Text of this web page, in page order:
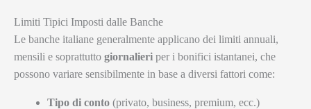
Limiti Tipici Imposti dalle Banche
Le banche italiane generalmente applicano dei limiti annuali,
mensili e soprattutto giornalieri per i bonifici istantanei, che
possono variare sensibilmente in base a diversi fattori come:
Tipo di conto (privato, business, premium, ecc.)